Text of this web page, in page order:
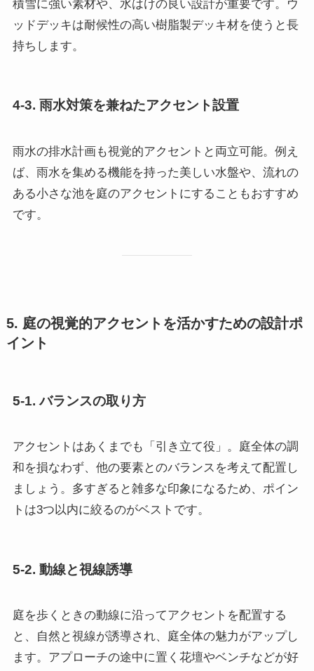
積雪に強い素材や、水はけの良い設計が重要です。ウ
ッドデッキは耐候性の高い樹脂製デッキ材を使うと長
持ちします。
4-3. 雨水対策を兼ねたアクセント設置
雨水の排水計画も視覚的アクセントと両立可能。例え
ば、雨水を集める機能を持った美しい水盤や、流れの
ある小さな池を庭のアクセントにすることもおすすめ
です。
5. 庭の視覚的アクセントを活かすための設計ポ
イント
5-1. バランスの取り方
アクセントはあくまでも「引き立て役」。庭全体の調
和を損なわず、他の要素とのバランスを考えて配置し
ましょう。多すぎると雑多な印象になるため、ポイン
トは3つ以内に絞るのがベストです。
5-2. 動線と視線誘導
庭を歩くときの動線に沿ってアクセントを配置する
と、自然と視線が誘導され、庭全体の魅力がアップし
ます。アプローチの途中に置く花壇やベンチなどが好